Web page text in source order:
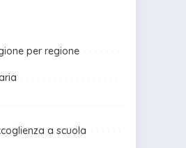
per regione
a scuola